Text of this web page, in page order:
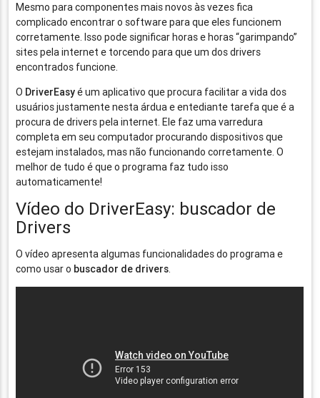
Mesmo para componentes mais novos às vezes fica
complicado encontrar o software para que eles funcionem
corretamente. Isso pode significar horas e horas “garimpando”
sites pela internet e torcendo para que um dos drivers
encontrados funcione.
O DriverEasyé um aplicativo que procura facilitar a vida dos
usuários justamente nesta árdua e entediante tarefa que é a
procura de drivers pela internet. Ele faz uma varredura
completa em seu computador procurando dispositivos que
estejam instalados, mas não funcionando corretamente. O
melhor de tudo é que o programa faz tudo isso
automaticamente!
Vídeo do DriverEasy: buscador de
Drivers
O vídeo apresenta algumas funcionalidades do programa e
como usar o buscador de drivers.